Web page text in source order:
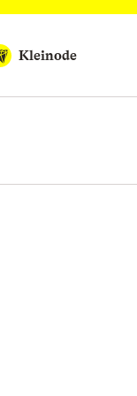
Kleinode